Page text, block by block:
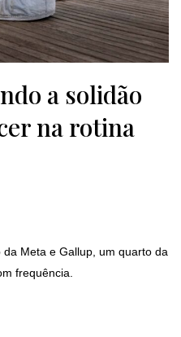
a solidão
na rotina
Meta e Gallup, um quarto da
frequência.